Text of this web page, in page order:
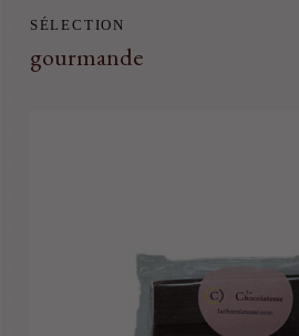
SÉLECTION
gourmande